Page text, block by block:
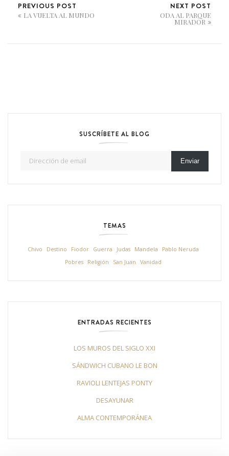
PREVIOUS POST
LA VUELTA AL MUNDO
NEXT POST
ODA AL PARQUE
MIRADOR
SUSCRÍBETE AL BLOG
Enviar
TEMAS
Chivo Destino Fiodor Guerra Judas Mandela
Pablo Neruda
Pobres
Religión San Juan Vanidad
ENTRADAS RECIENTES
LOS MUROS DEL SIGLO XXI
SÁNDWICH CUBANO LE BON
RAVIOLI LENTEJAS PONTY
DESAYUNAR
ALMA CONTEMPORÁNEA